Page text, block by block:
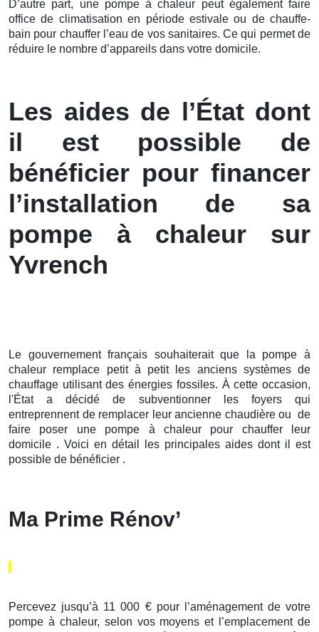
D’autre part, une pompe à chaleur peut également faire
office de climatisation en période estivale ou de chauffe-
bain pour chauffer l’eau de vos sanitaires. Ce qui permet de
réduire le nombre d’appareils dans votre domicile.
Les aides de l’État dont
il est possible de
bénéficier pour financer
l’installation de sa
pompe à chaleur sur
Yvrench
Le gouvernement français souhaiterait que la pompe à
chaleur remplace petit à petit les anciens systèmes de
chauffage utilisant des énergies fossiles. À cette occasion,
l'État a décidé de subventionner les foyers qui
entreprennent de remplacer leur ancienne chaudière ou de
faire poser une pompe à chaleur pour chauffer leur
domicile . Voici en détail les principales aides dont il est
possible de bénéficier .
Ma Prime Rénov’
Percevez jusqu’à 11 000 € pour l’aménagement de votre
pompe à chaleur, selon vos moyens et l’emplacement de